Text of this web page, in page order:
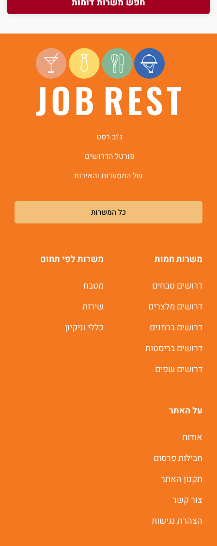
ג'וב רסט
פורטל הדרושים
של המסעדות והאירוח
כל המשרות
משרות חמות
דרושים טבחים
דרושים מלצרים
דרושים ברמנים
דרושים בריסטות
דרושים שפים
משרות לפי תחום
מטבח
שירות
כללי וניקיון
על האתר
אודות
חבילות פרסום
תקנון האתר
צור קשר
הצהרת נגישות
משרות חמות לוואטסאפ